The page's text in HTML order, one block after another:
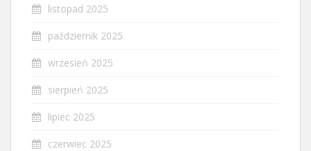
listopad 2025
październik 2025
wrzesień 2025
sierpień 2025
lipiec 2025
czerwiec 2025